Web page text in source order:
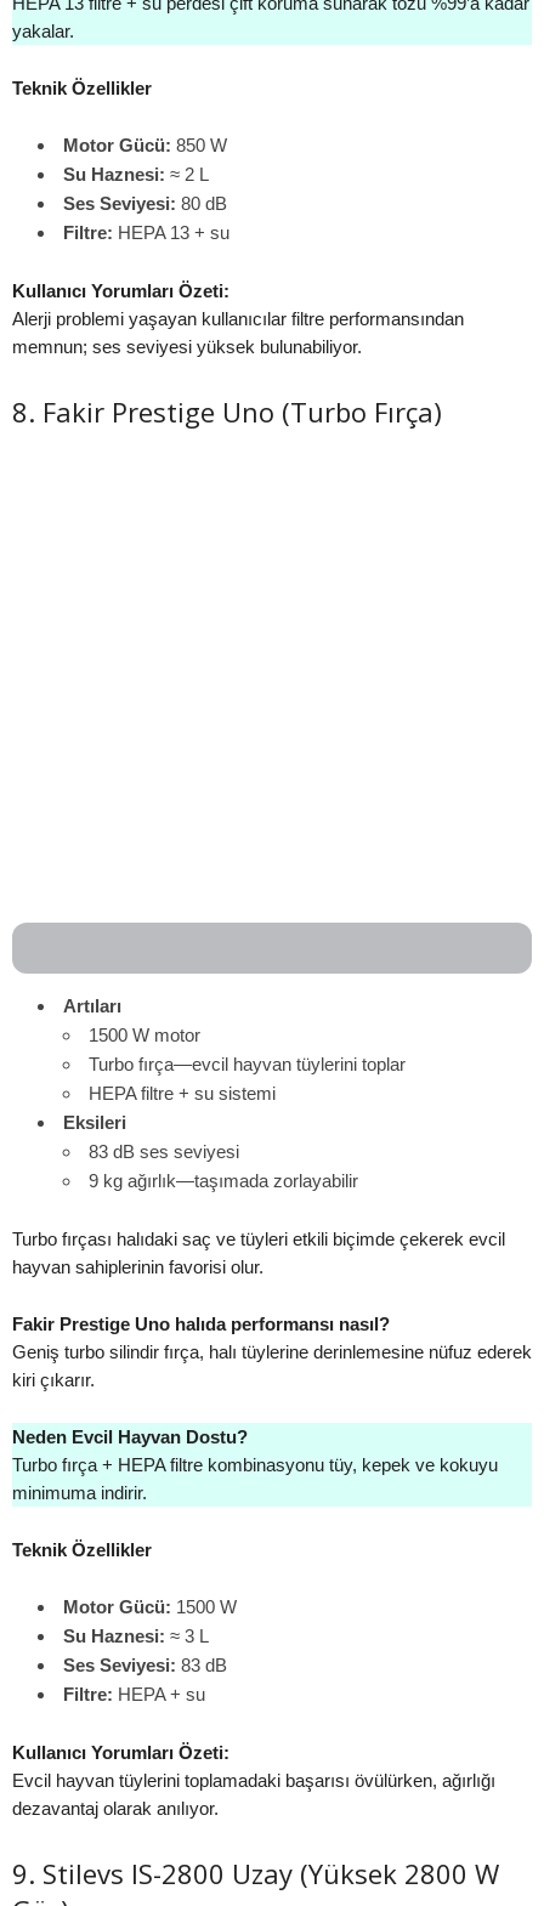
yakalar.
Teknik Özellikler
Motor Gücü: 850 W
Su Haznesi: ≈ 2 L
Ses Seviyesi: 80 dB
Filtre: HEPA 13 + su
Kullanıcı Yorumları Özeti:
Alerji problemi yaşayan kullanıcılar filtre performansından
memnun; ses seviyesi yüksek bulunabiliyor.
8. Fakir Prestige Uno (Turbo Fırça)
Artıları
1500 W motor
Turbo fırça—evcil hayvan tüylerini toplar
HEPA filtre + su sistemi
Eksileri
83 dB ses seviyesi
9 kg ağırlık—taşımada zorlayabilir
Turbo fırçası halıdaki saç ve tüyleri etkili biçimde çekerek evcil
hayvan sahiplerinin favorisi olur.
Fakir Prestige Uno halıda performansı nasıl?
Geniş turbo silindir fırça, halı tüylerine derinlemesine nüfuz ederek
kiri çıkarır.
Neden Evcil Hayvan Dostu?
Turbo fırça + HEPA filtre kombinasyonu tüy, kepek ve kokuyu
minimuma indirir.
Teknik Özellikler
Motor Gücü: 1500 W
Su Haznesi: ≈ 3 L
Ses Seviyesi: 83 dB
Filtre: HEPA + su
Kullanıcı Yorumları Özeti:
Evcil hayvan tüylerini toplamadaki başarısı övülürken, ağırlığı
dezavantaj olarak anılıyor.
9. Stilevs IS-2800 Uzay (Yüksek 2800 W